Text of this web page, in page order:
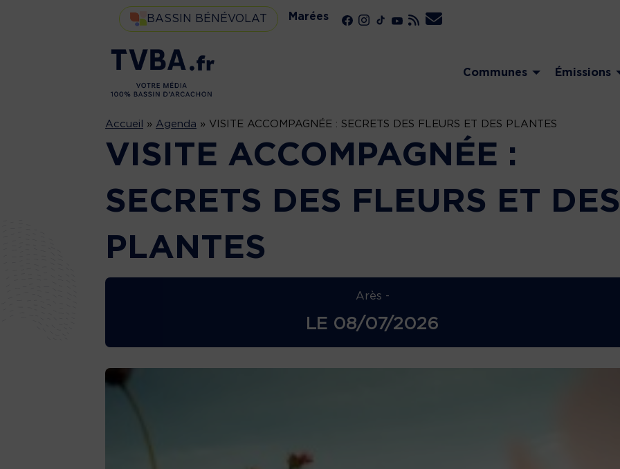
BASSIN BÉNÉVOLAT Marées
Communes Émissions
Accueil » Agenda » VISITE ACCOMPAGNÉE : SECRETS DES FLEURS ET DES PLANTES
VISITE ACCOMPAGNÉE :
SECRETS DES FLEURS ET DES
PLANTES
Arès -
LE 08/07/2026